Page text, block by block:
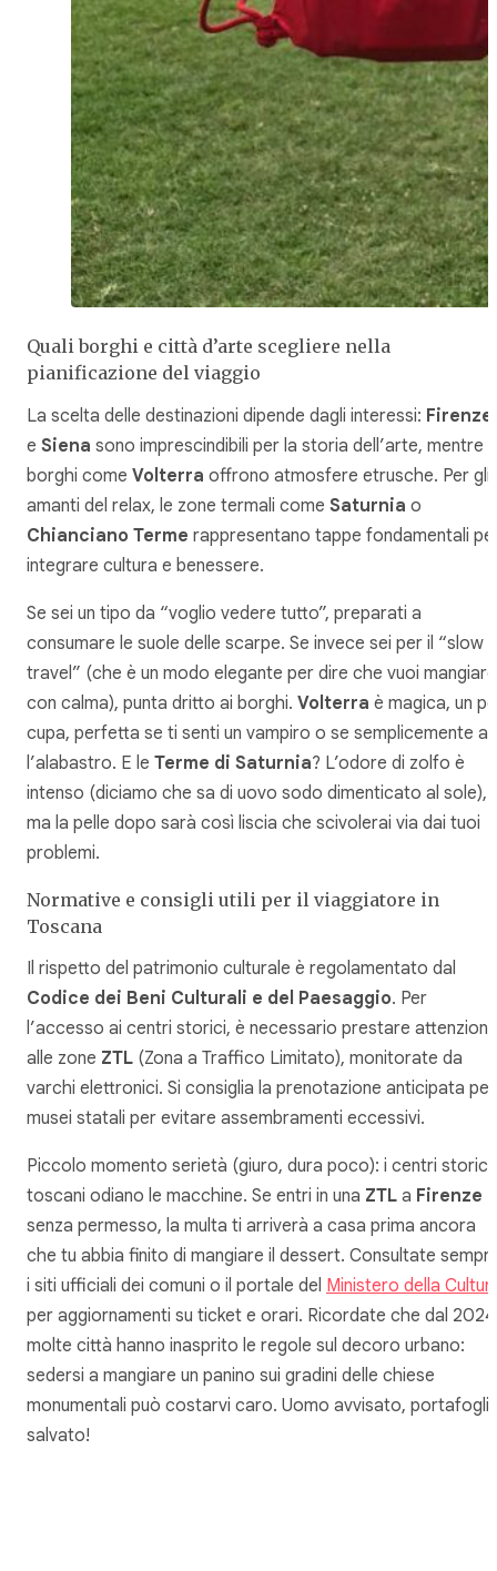
Quali borghi e città d’arte scegliere nella
pianificazione del viaggio
La scelta delle destinazioni dipende dagli interessi: Firenze
e Siena sono imprescindibili per la storia dell’arte, mentre
borghi come Volterra offrono atmosfere etrusche. Per gli
amanti del relax, le zone termali come Saturnia o
Chianciano Terme rappresentano tappe fondamentali
integrare cultura e benessere.
Se sei un tipo da “voglio vedere tutto”, preparati a
consumare le suole delle scarpe. Se invece sei per il “slow
travel” (che è un modo elegante per dire che vuoi mangiare
con calma), punta dritto ai borghi. Volterra è magica, un
cupa, perfetta se ti senti un vampiro o se semplicemente
l’alabastro. E le Terme di Saturnia? L’odore di zolfo è
intenso (diciamo che sa di uovo sodo dimenticato al sole),
ma la pelle dopo sarà così liscia che scivolerai via dai tuoi
problemi.
Normative e consigli utili per il viaggiatore in
Toscana
Il rispetto del patrimonio culturale è regolamentato dal
Codice dei Beni Culturali e del Paesaggio. Per
l’accesso ai centri storici, è necessario prestare attenzione
alle zone ZTL (Zona a Traffico Limitato), monitorate da
varchi elettronici. Si consiglia la prenotazione anticipata
musei statali per evitare assembramenti eccessivi.
Piccolo momento serietà (giuro, dura poco): i centri storici
toscani odiano le macchine. Se entri in una ZTL a Firenze
senza permesso, la multa ti arriverà a casa prima ancora
che tu abbia finito di mangiare il dessert. Consultate
i siti ufficiali dei comuni o il portale del Ministero della
per aggiornamenti su ticket e orari. Ricordate che dal 2024
molte città hanno inasprito le regole sul decoro urbano:
sedersi a mangiare un panino sui gradini delle chiese
monumentali può costarvi caro. Uomo avvisato,
salvato!